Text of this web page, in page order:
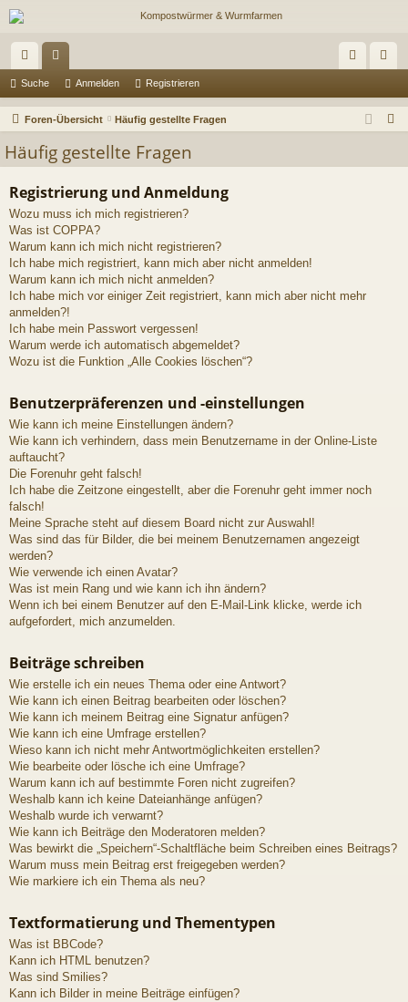
ch
ne
ug
riff
en m
de
ist
re
Suche Anmelden Registrieren
Foren-Übersicht Häufig gestellte Fragen
Häufig gestellte Fragen
Registrierung und Anmeldung
Wozu muss ich mich registrieren?
Was ist COPPA?
Warum kann ich mich nicht registrieren?
Ich habe mich registriert, kann mich aber nicht anmelden!
Warum kann ich mich nicht anmelden?
Ich habe mich vor einiger Zeit registriert, kann mich aber nicht mehr
anmelden?!
Ich habe mein Passwort vergessen!
Warum werde ich automatisch abgemeldet?
Wozu ist die Funktion „Alle Cookies löschen“?
Benutzerpräferenzen und -einstellungen
Wie kann ich meine Einstellungen ändern?
Wie kann ich verhindern, dass mein Benutzername in der Online-Liste
auftaucht?
Die Forenuhr geht falsch!
Ich habe die Zeitzone eingestellt, aber die Forenuhr geht immer noch
falsch!
Meine Sprache steht auf diesem Board nicht zur Auswahl!
Was sind das für Bilder, die bei meinem Benutzernamen angezeigt
werden?
Wie verwende ich einen Avatar?
Was ist mein Rang und wie kann ich ihn ändern?
Wenn ich bei einem Benutzer auf den E-Mail-Link klicke, werde ich
aufgefordert, mich anzumelden.
Beiträge schreiben
Wie erstelle ich ein neues Thema oder eine Antwort?
Wie kann ich einen Beitrag bearbeiten oder löschen?
Wie kann ich meinem Beitrag eine Signatur anfügen?
Wie kann ich eine Umfrage erstellen?
Wieso kann ich nicht mehr Antwortmöglichkeiten erstellen?
Wie bearbeite oder lösche ich eine Umfrage?
Warum kann ich auf bestimmte Foren nicht zugreifen?
Weshalb kann ich keine Dateianhänge anfügen?
Weshalb wurde ich verwarnt?
Wie kann ich Beiträge den Moderatoren melden?
Was bewirkt die „Speichern“-Schaltfläche beim Schreiben eines Beitrags?
Warum muss mein Beitrag erst freigegeben werden?
Wie markiere ich ein Thema als neu?
Textformatierung und Thementypen
Was ist BBCode?
Kann ich HTML benutzen?
Was sind Smilies?
Kann ich Bilder in meine Beiträge einfügen?